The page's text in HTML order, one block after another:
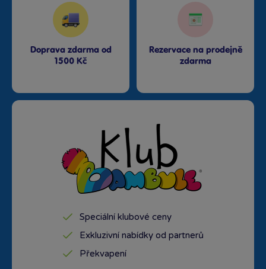
Doprava zdarma od
1500 Kč
Rezervace na prodejně
zdarma
Speciální klubové ceny
Exkluzivní nabídky od partnerů
Překvapení